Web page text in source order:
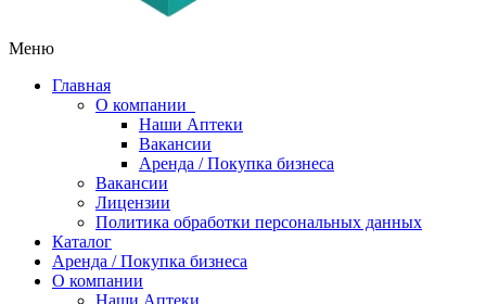
Меню
Главная
О компании
Наши Аптеки
Вакансии
Аренда / Покупка бизнеса
Вакансии
Лицензии
Политика обработки персональных данных
Каталог
Аренда / Покупка бизнеса
О компании
Наши Аптеки